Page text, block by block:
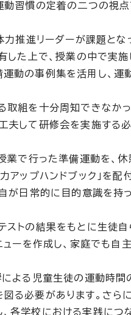
動習慣の定着の二つの視
力推進リーダーが課題とな
た上で、授業の中で実施
動の事例集を活用し、運
取組を十分周知できなか
夫して研修会を実施する
業で行った準備運動を、
ップハンドブック」を配
が日常的に目的意識を持
ストの結果をもとに生徒
ューを作成し、家庭でも自
よる児童生徒の運動時間
る必要があります。さら
各学校における実践につ